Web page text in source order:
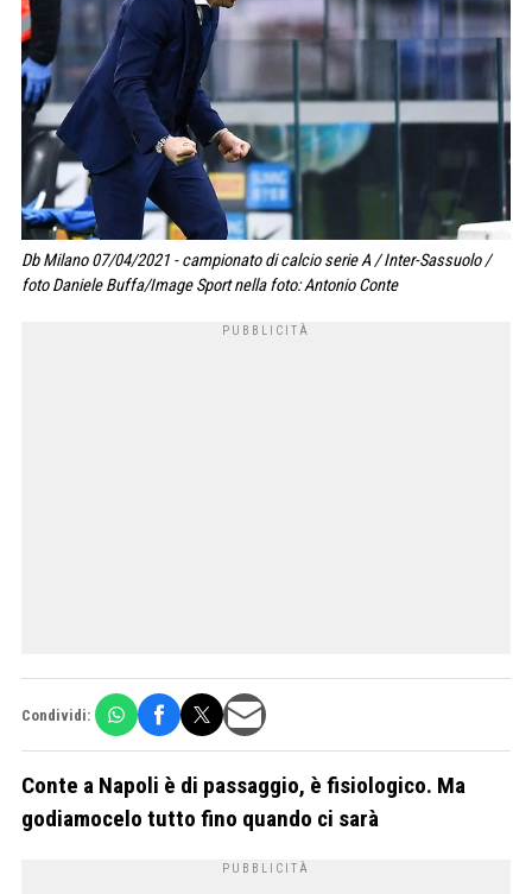
Db Milano 07/04/2021 - campionato di calcio serie A / Inter-Sassuolo /
foto Daniele Buffa/Image Sport nella foto: Antonio Conte
Condividi:
Conte a Napoli è di passaggio, è fisiologico. Ma
godiamocelo tutto fino quando ci sarà